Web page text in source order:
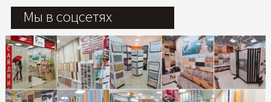
Мы в соцсетях